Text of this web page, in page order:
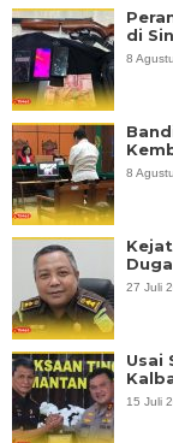
di
8
8
27 Juli
Usai
15 Juli